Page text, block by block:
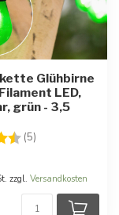
Glühbirne
LED,
grün - 3,5
(5)
zzgl. Versandkosten